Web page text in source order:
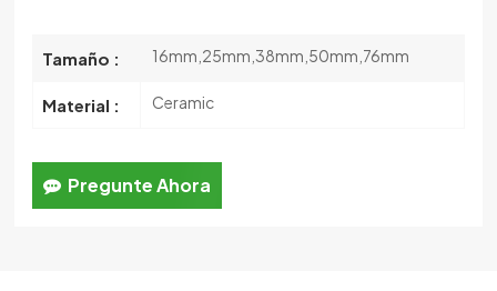
Tamaño : 16mm,25mm,38mm,50mm,76mm
Material : Ceramic
Pregunte Ahora